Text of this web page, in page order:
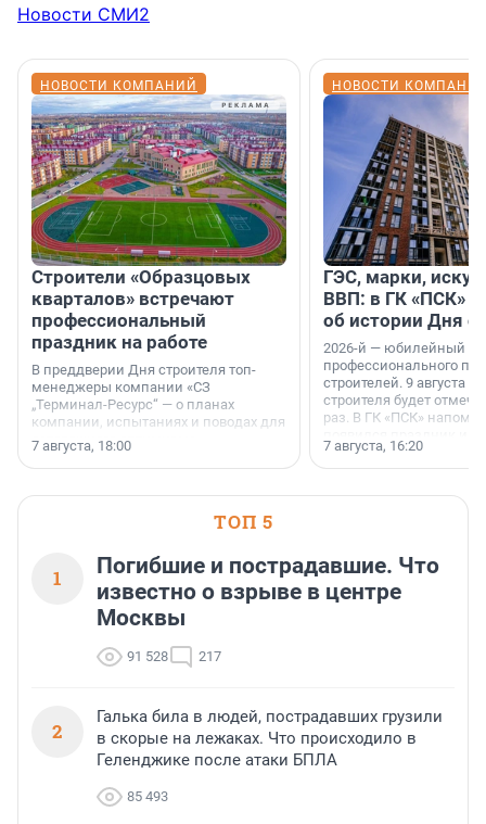
Новости СМИ2
НОВОСТИ КОМПАНИЙ
Строители «Образцовых
кварталов» встречают
профессиональный
праздник на работе
В преддверии Дня строителя топ-
менеджеры компании «СЗ
„Терминал-Ресурс“ — о планах
компании, испытаниях и поводах для
осторожного оптимизма.
7 августа, 18:00
НОВОСТИ
ГЭС, марки,
ВВП: в ГК «ПСК»
об истории Дня
2026-й — юбилейный
профессионального
строителей. 9 августа
строителя будет
раз. В ГК «ПСК»
поменялась роль
7 августа, 16:20
ТОП 5
1
Погибшие и пострадавшие. Что
известно о взрыве в центре
Москвы
91 528 217
2
Галька била в людей, пострадавших грузили
в скорые на лежаках. Что происходило в
Геленджике после атаки БПЛА
85 493